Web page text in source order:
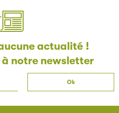
actualité !
à notre newsletter